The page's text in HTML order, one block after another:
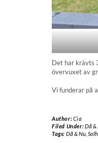
Det har krävts
övervuxet av
Vi funderar på
Author:Cia
Filed Under:Då &
Tags: Då & Nu,